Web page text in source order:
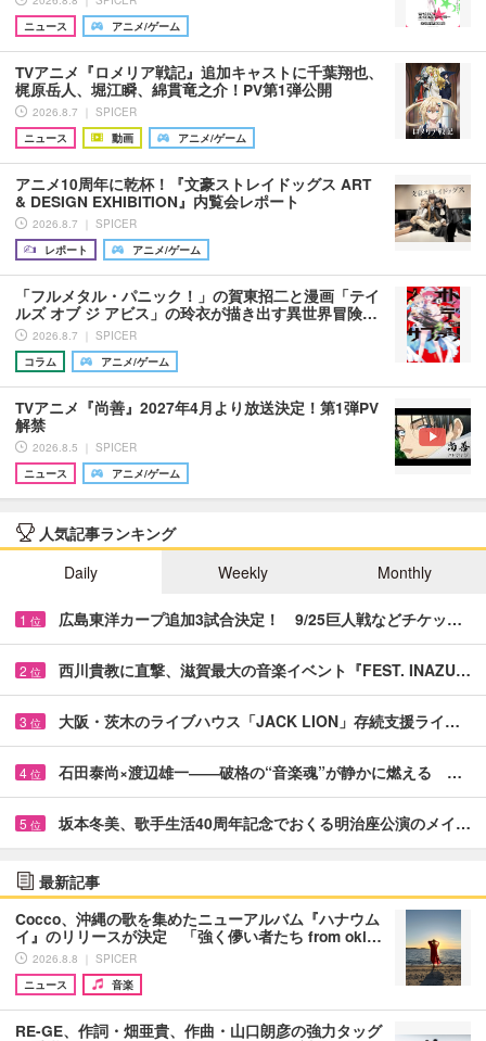
ニュース
アニメ/ゲーム
TVアニメ『ロメリア戦記』追加キャストに千葉翔也、
梶原岳人、堀江瞬、綿貫竜之介！PV第1弾公開
2026.8.7 ｜ SPICER
ニュース
動画 アニメ/ゲーム
アニメ10周年に乾杯！『文豪ストレイドッグス ART
& DESIGN EXHIBITION』内覧会レポート
2026.8.7 ｜ SPICER
レポート
アニメ/ゲーム
「フルメタル・パニック！」の賀東招二と漫画「テイ
ルズ オブ ジ アビス」の玲衣が描き出す異世界冒険…
2026.8.7 ｜ SPICER
コラム
アニメ/ゲーム
TVアニメ『尚善』2027年4月より放送決定！第1弾PV
解禁
2026.8.5 ｜ SPICER
ニュース
アニメ/ゲーム
人気記事ランキング
Daily
Weekly Monthly
1 位 広島東洋カープ追加3試合決定！ 9/25巨人戦などチケッ…
2 位 西川貴教に直撃、滋賀最大の音楽イベント『FEST. INAZU…
3 位 大阪・茨木のライブハウス「JACK LION」存続支援ライ…
4 位 石田泰尚×渡辺雄一――破格の“音楽魂”が静かに燃える …
5 位 坂本冬美、歌手生活40周年記念でおくる明治座公演のメイ…
最新記事
Cocco、沖縄の歌を集めたニューアルバム『ハナウム
イ』のリリースが決定 「強く儚い者たち from oki…
2026.8.8 ｜ SPICER
ニュース
音楽
RE-GE、作詞・畑亜貴、作曲・山口朗彦の強力タッグ